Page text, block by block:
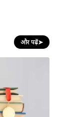
और पढ़ें➤